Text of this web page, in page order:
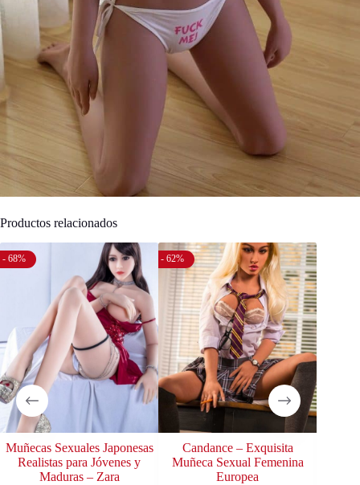
Productos relacionados
- 68%
Muñecas Sexuales Japonesas
Realistas para Jóvenes y
Maduras – Zara
- 62%
Candance – Exquisita
Muñeca Sexual Femenina
Europea